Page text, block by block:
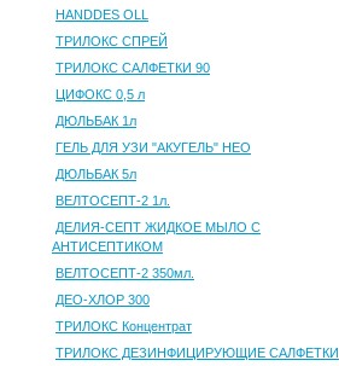
HANDDES OLL
ТРИЛОКС СПРЕЙ
ТРИЛОКС САЛФЕТКИ 90
ЦИФОКС 0,5 л
ДЮЛЬБАК 1л
ГЕЛЬ ДЛЯ УЗИ "АКУГЕЛЬ" НЕО
ДЮЛЬБАК 5л
ВЕЛТОСЕПТ-2 1л.
ДЕЛИЯ-СЕПТ ЖИДКОЕ МЫЛО С
АНТИСЕПТИКОМ
ВЕЛТОСЕПТ-2 350мл.
ДЕО-ХЛОР 300
ТРИЛОКС Концентрат
ТРИЛОКС ДЕЗИНФИЦИРУЮЩИЕ САЛФЕТКИ